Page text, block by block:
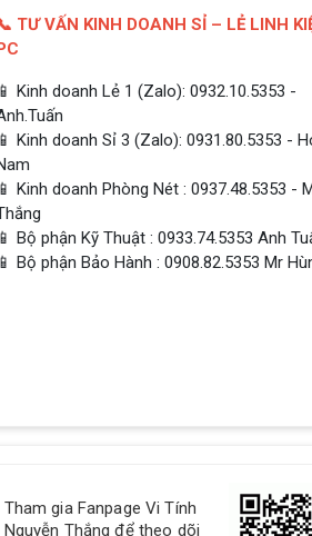
TƯ VẤN KINH DOANH SỈ – LẺ LINH
📱 Kinh doanh Lẻ 1 (Zalo): 0932.10.5353 -
📱 Kinh doanh Sỉ 3 (Zalo): 0931.80.5353 -
📱 Kinh doanh Phòng Nét : 0937.48.5353 -
📱 Bộ phận Kỹ Thuật : 0933.74.5353 Anh
📱 Bộ phận Bảo Hành : 0908.82.5353 Mr
Tham gia Fanpage Vi Tính
Nguyễn Thắng để theo dõi
in 9 Games | 1080p,
RTX 3060 vs RTX 2060 //